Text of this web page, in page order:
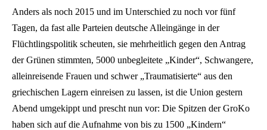
Anders als noch 2015 und im Unterschied zu noch vor fünf
Tagen, da fast alle Parteien deutsche Alleingänge in der
Flüchtlingspolitik scheuten, sie mehrheitlich gegen den Antrag
der Grünen stimmten, 5000 unbegleitete „Kinder“, Schwangere,
alleinreisende Frauen und schwer „Traumatisierte“ aus den
griechischen Lagern einreisen zu lassen, ist die Union gestern
Abend umgekippt und prescht nun vor: Die Spitzen der GroKo
haben sich auf die Aufnahme von bis zu 1500 „Kindern“